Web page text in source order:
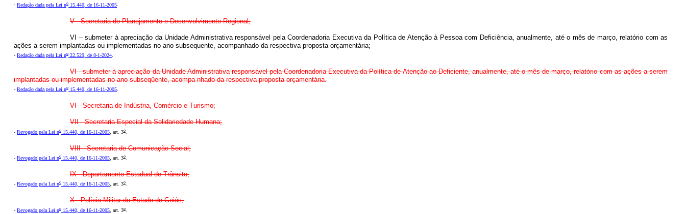
- Redação dada pela Lei no 15.440, de 16-11-2005.
V - Secretaria do Planejamento e Desenvolvimento Regional;
VI – submeter à apreciação da Unidade Administrativa responsável pela Coordenadoria Executiva da Política de Atenção à Pessoa com Deficiência, anualmente, até o mês de março, relatório com as
ações a serem implantadas ou implementadas no ano subsequente, acompanhado da respectiva proposta orçamentária;
- Redação dada pela Lei no 22.529, de 8-1-2024
VI - submeter à apreciação da Unidade Administrativa responsável pela Coordenadoria Executiva da Política de Atenção ao Deficiente, anualmente, até o mês de março, relatório com as ações a serem
implantadas ou implementadas no ano subseqüente, acompa-nhado da respectiva proposta orçamentária.
- Redação dada pela Lei no 15.440, de 16-11-2005.
VI - Secretaria de Indústria, Comércio e Turismo;
VII - Secretaria Especial da Solidariedade Humana;
- Revogado pela Lei no 15.440, de 16-11-2005 , art. 3o
VIII - Secretaria de Comunicação Social;
- Revogado pela Lei no 15.440, de 16-11-2005 , art. 3o
IX - Departamento Estadual de Trânsito;
- Revogado pela Lei no 15.440, de 16-11-2005, art. 3o.
X - Polícia Militar do Estado de Goiás;
- Revogado pela Lei no 15.440, de 16-11-2005 , art. 3o